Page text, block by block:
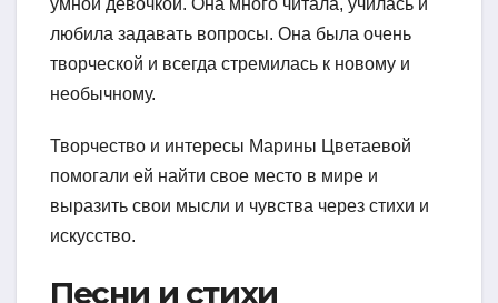
умной девочкой. Она много читала, училась и
любила задавать вопросы. Она была очень
творческой и всегда стремилась к новому и
необычному.
Творчество и интересы Марины Цветаевой
помогали ей найти свое место в мире и
выразить свои мысли и чувства через стихи и
искусство.
Песни и стихи